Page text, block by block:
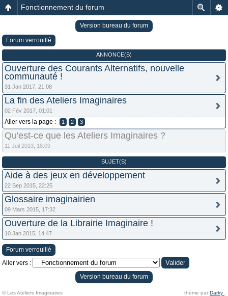
Fonctionnement du forum
Version bureau du forum
Forum verrouillé
ANNONCE(S)
Ouverture des Courants Alternatifs, nouvelle
communauté !
31 Jan 2017, 21:08
La fin des Ateliers Imaginaires
02 Fév 2017, 01:01
Aller vers la page : 1 2 3
Qu'est-ce que les Ateliers Imaginaires ?
11 Juil 2013, 18:09
SUJET(S)
Aide à des jeux en développement
22 Sep 2015, 22:25
Glossaire imaginairien
09 Mars 2015, 17:32
Ouverture de la Librairie Imaginaire !
10 Jan 2015, 14:47
Forum verrouillé
Aller vers :
Version bureau du forum
© Les Ateliers Imaginaires thème par Darky